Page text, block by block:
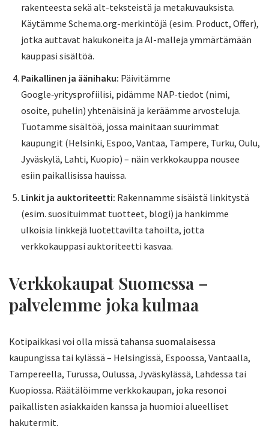
rakenteesta sekä alt-teksteistä ja metakuvauksista.
Käytämme Schema.org-merkintöjä (esim. Product, Offer),
jotka auttavat hakukoneita ja AI-malleja ymmärtämään
kauppasi sisältöä.
Paikallinen ja äänihaku: Päivitämme
Google‑yritysprofiilisi, pidämme NAP-tiedot (nimi,
osoite, puhelin) yhtenäisinä ja keräämme arvosteluja.
Tuotamme sisältöä, jossa mainitaan suurimmat
kaupungit (Helsinki, Espoo, Vantaa, Tampere, Turku, Oulu,
Jyväskylä, Lahti, Kuopio) – näin verkkokauppa nousee
esiin paikallisissa hauissa.
Linkit ja auktoriteetti: Rakennamme sisäistä linkitystä
(esim. suosituimmat tuotteet, blogi) ja hankimme
ulkoisia linkkejä luotettavilta tahoilta, jotta
verkkokauppasi auktoriteetti kasvaa.
Verkkokaupat Suomessa –
palvelemme joka kulmaa
Kotipaikkasi voi olla missä tahansa suomalaisessa
kaupungissa tai kylässä – Helsingissä, Espoossa, Vantaalla,
Tampereella, Turussa, Oulussa, Jyväskylässä, Lahdessa tai
Kuopiossa. Räätälöimme verkkokaupan, joka resonoi
paikallisten asiakkaiden kanssa ja huomioi alueelliset
hakutermit.